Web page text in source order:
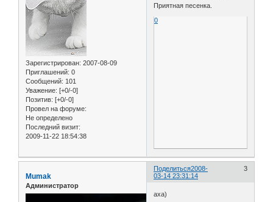
Зарегистрирован: 2007-08-09
Приглашений: 0
Сообщений: 101
Уважение: [+0/-0]
Позитив: [+0/-0]
Провел на форуме:
Не определено
Последний визит:
2009-11-22 18:54:38
Приятная песенка.
0
Поделиться 3
2008-
03-14 23:31:14
Mumak
Администратор
аха)